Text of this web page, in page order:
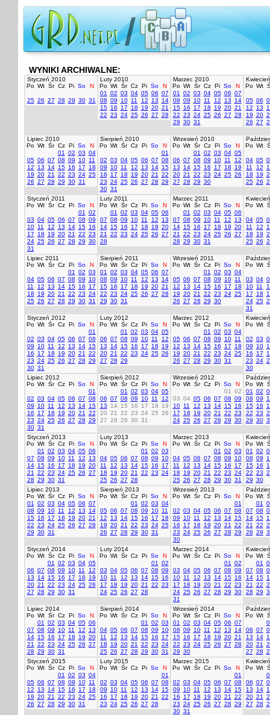
WYNIKI ARCHIWALNE:
Styczeń 2010
Po Wt Śr Cz Pi So N
25 26 27 28 29 30 31
Luty 2010
Po Wt Śr Cz Pi So
N
01
02 03 04 05 06 07
08 09 10 11 12 13
14
15 16 17 18 19 20 21
22 23 24 25 26 27 28
Marzec 2010
Po Wt Śr Cz Pi So
N
01
02 03 04 05 06 07
08 09 10 11 12 13
14
15 16 17 18 19 20 21
22 23 24 25 26 27 28
29 30 31
Po Wt
05 06
12
13
19 20
26 27
Lipiec 2010
Po Wt Śr Cz Pi So
N
01
02 03 04
05 06 07 08 09 10 11
12
13 14 15 16 17
18
19 20 21 22 23 24 25
26 27 28 29 30 31
Sierpień 2010
Po Wt Śr Cz Pi So
N
01
02 03 04 05 06 07 08
09
10 11 12 13 14 15
16
17 18 19 20 21
22
23 24 25 26 27 28 29
30 31
Wrzesień 2010
Po Wt Śr Cz Pi So
N
01
02 03 04 05
06 07 08 09 10 11
12
13
14 15 16 17 18
19
20 21 22 23 24 25 26
27 28 29 30
Po Wt
04 05
11
12
18
19
25 26
Styczeń 2011
Po Wt Śr Cz Pi So
N
01
02
03 04 05 06 07 08 09
10 11 12 13 14 15 16
17
18 19 20 21 22 23
24 25 26 27 28 29 30
31
Luty 2011
Po Wt Śr Cz Pi So
N
01
02 03 04 05 06
07 08 09 10 11 12
13
14 15 16 17 18 19 20
21
22 23 24 25 26 27
28
Marzec 2011
Po Wt Śr Cz Pi So
N
01
02 03 04 05 06
07 08 09 10 11 12
13
14 15 16 17 18 19 20
21
22 23 24 25 26 27
28 29 30 31
Po Wt
04 05
11
12
18
19
25 26
Lipiec 2011
Po Wt Śr Cz Pi So
N
01
02 03
04 05 06 07 08 09
10
11
12 13 14 15 16
17
18
19 20 21 22 23 24
25 26 27 28 29 30 31
Sierpień 2011
Po Wt Śr Cz Pi So
N
01
02 03 04 05 06 07
08 09 10 11 12 13
14
15 16 17 18 19 20 21
22 23 24 25 26 27 28
29 30 31
Wrzesień 2011
Po Wt Śr Cz Pi So
N
01
02 03 04
05 06 07 08 09 10 11
12
13 14 15 16 17
18
19 20 21 22 23 24 25
26 27 28 29 30
Po Wt
03 04
10 11
17
18
24 25
31
Styczeń 2012
Po Wt Śr Cz Pi So
N
01
02 03 04 05 06 07 08
09
10 11 12 13 14 15
16
17 18 19 20 21
22
23 24 25 26 27 28 29
30 31
Luty 2012
Po Wt Śr Cz Pi So
N
01
02 03 04 05
06 07 08 09 10 11
12
13
14 15 16 17 18
19
20 21 22 23 24 25 26
27 28 29
Marzec 2012
Po Wt Śr Cz Pi So
N
01
02 03 04
05 06 07 08 09 10 11
12
13 14 15 16 17
18
19 20 21 22 23 24 25
26 27 28 29 30 31
Po Wt
02 03
09
10
16
17
23 24
30
Lipiec 2012
Po Wt Śr Cz Pi So
N
01
02 03 04 05 06 07 08
09
10 11 12 13 14 15
16
17 18 19 20 21
22
23 24 25 26 27 28 29
30 31
Sierpień 2012
Po Wt Śr Cz Pi So
N
01
02 03 04 05
06 07 08 09 10 11
12
13
14 15 16 17 18
19
20 21 22 23 24 25 26
27 28 29 30 31
Wrzesień 2012
Po Wt Śr Cz Pi So
N
01
02
03 04 05 06 07 08 09
10 11 12 13 14 15 16
17
18 19 20 21 22 23
24 25 26 27 28 29 30
Po Wt
01
02
08 09
15 16
22 23
29 30
Styczeń 2013
Po Wt Śr Cz Pi So
N
01
02 03 04 05 06
07 08 09 10 11 12
13
14 15 16 17 18 19 20
21
22 23 24 25 26 27
28 29 30 31
Luty 2013
Po Wt Śr Cz Pi So
N
01
02 03
04 05 06 07 08 09
10
11
12 13 14 15 16
17
18
19 20 21 22 23 24
25 26 27 28
Marzec 2013
Po Wt Śr Cz Pi So
N
01
02 03
04 05 06 07 08 09
10
11
12 13 14 15 16
17
18
19 20 21 22 23 24
25 26 27 28 29 30 31
Po Wt
01
02
08 09
15 16
22 23
29 30
Lipiec 2013
Po Wt Śr Cz Pi So
N
01
02 03 04 05 06 07
08 09 10 11 12 13
14
15 16 17 18 19 20 21
22 23 24 25 26 27 28
29 30 31
Sierpień 2013
Po Wt Śr Cz Pi So
N
01
02 03 04
05 06 07 08 09 10 11
12
13 14 15 16 17
18
19 20 21 22 23 24 25
26 27 28 29 30 31
Wrzesień 2013
Po Wt Śr Cz Pi So
N
01
02 03 04 05 06 07 08
09
10 11 12 13 14 15
16
17 18 19 20 21
22
23 24 25 26 27 28 29
30
Po Wt
01
07 08
14 15
21
22
28 29
Styczeń 2014
Po Wt Śr Cz Pi So
N
01
02 03 04 05
06 07 08 09 10 11
12
13
14 15 16 17 18
19
20 21 22 23 24 25 26
27 28 29 30 31
Luty 2014
Po Wt Śr Cz Pi So
N
01
02
03 04 05 06 07 08 09
10 11 12 13 14 15 16
17
18 19 20 21 22 23
24 25 26 27 28
Marzec 2014
Po Wt Śr Cz Pi So
N
01
02
03 04 05 06 07 08 09
10 11 12 13 14 15 16
17
18 19 20 21 22 23
24 25 26 27 28 29 30
31
Po Wt
01
07 08
14 15
21
22
28 29
Lipiec 2014
Po Wt Śr Cz Pi So
N
01
02 03 04 05 06
07 08 09 10 11 12
13
14 15 16 17 18 19 20
21
22 23 24 25 26 27
28 29 30 31
Sierpień 2014
Po Wt Śr Cz Pi So
N
01
02 03
04 05 06 07 08 09
10
11
12 13 14 15 16
17
18
19 20 21 22 23 24
25 26 27 28 29 30 31
Wrzesień 2014
Po Wt Śr Cz Pi So
N
01
02 03 04 05 06 07
08 09 10 11 12 13
14
15 16 17 18 19 20 21
22 23 24 25 26 27 28
29 30
Po Wt
06 07
13
14
20 21
27 28
Styczeń 2015
Po Wt Śr Cz Pi So
N
01
02 03 04
05 06 07 08 09 10 11
12
13 14 15 16 17
18
19 20 21 22 23 24 25
26 27 28 29 30 31
Luty 2015
Po Wt Śr Cz Pi So
N
01
02 03 04 05 06 07 08
09
10 11 12 13 14 15
16
17 18 19 20 21
22
23 24 25 26 27 28
Marzec 2015
Po Wt Śr Cz Pi So
N
01
02 03 04 05 06 07 08
09
10 11 12 13 14 15
16
17 18 19 20 21
22
23 24 25 26 27 28 29
30 31
Po Wt
06 07
13
14
20 21
27 28